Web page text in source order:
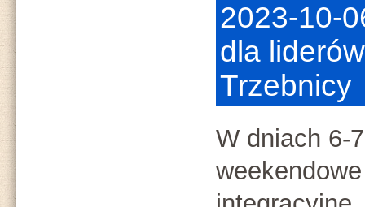
2023-10-
dla
Trzebnicy
W dniach 6-